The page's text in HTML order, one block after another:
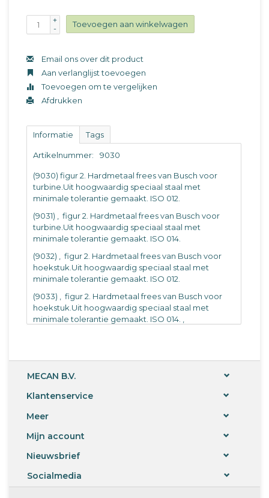
+
-
Toevoegen aan winkelwagen
Email ons over dit product
Aan verlanglijst toevoegen
Toevoegen om te vergelijken
Afdrukken
Informatie Tags
Artikelnummer: 9030
(9030) figur 2. Hardmetaal frees van Busch voor
turbine.Uit hoogwaardig speciaal staal met
minimale tolerantie gemaakt. ISO 012.
(9031) ‚ figur 2. Hardmetaal frees van Busch voor
turbine.Uit hoogwaardig speciaal staal met
minimale tolerantie gemaakt. ISO 014.
(9032) ‚ figur 2. Hardmetaal frees van Busch voor
hoekstuk.Uit hoogwaardig speciaal staal met
minimale tolerantie gemaakt. ISO 012.
(9033) ‚ figur 2. Hardmetaal frees van Busch voor
hoekstuk.Uit hoogwaardig speciaal staal met
minimale tolerantie gemaakt. ISO 014. ‚
MECAN B.V.
Klantenservice
Meer
Mijn account
Nieuwsbrief
Socialmedia